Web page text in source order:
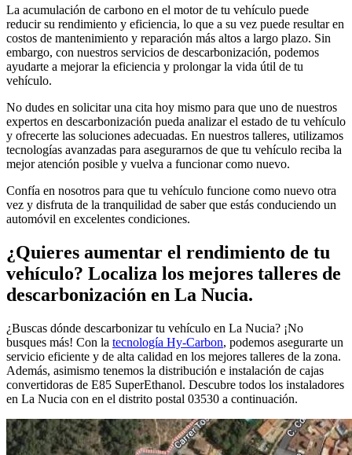
La acumulación de carbono en el motor de tu vehículo puede
reducir su rendimiento y eficiencia, lo que a su vez puede resultar en
costos de mantenimiento y reparación más altos a largo plazo. Sin
embargo, con nuestros servicios de descarbonización, podemos
ayudarte a mejorar la eficiencia y prolongar la vida útil de tu
vehículo.
No dudes en solicitar una cita hoy mismo para que uno de nuestros
expertos en descarbonización pueda analizar el estado de tu vehículo
y ofrecerte las soluciones adecuadas. En nuestros talleres, utilizamos
tecnologías avanzadas para asegurarnos de que tu vehículo reciba la
mejor atención posible y vuelva a funcionar como nuevo.
Confía en nosotros para que tu vehículo funcione como nuevo otra
vez y disfruta de la tranquilidad de saber que estás conduciendo un
automóvil en excelentes condiciones.
¿Quieres aumentar el rendimiento de tu
vehículo? Localiza los mejores talleres de
descarbonización en La Nucia.
¿Buscas dónde descarbonizar tu vehículo en La Nucia? ¡No
busques más! Con la tecnología Hy-Carbon, podemos asegurarte un
servicio eficiente y de alta calidad en los mejores talleres de la zona.
Además, asimismo tenemos la distribución e instalación de cajas
convertidoras de E85 SuperEthanol. Descubre todos los instaladores
en La Nucia con en el distrito postal 03530 a continuación.